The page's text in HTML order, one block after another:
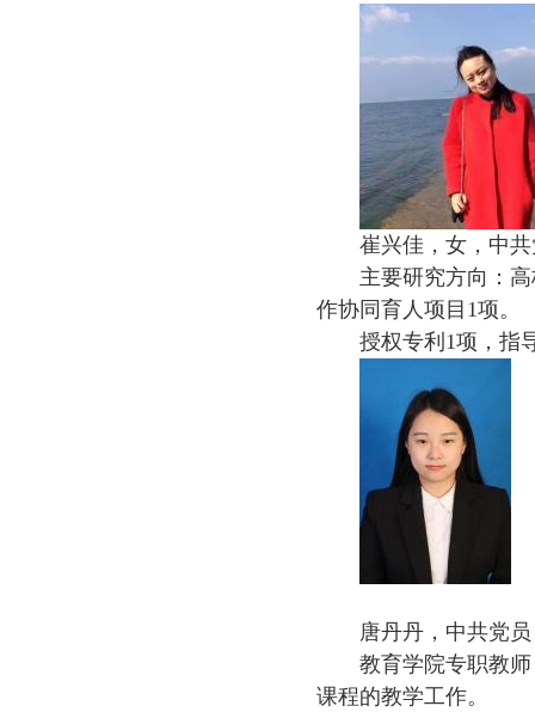
崔兴佳，女，中
主要研究方向：
作协同育人项目1项。
授权专利1项，指
唐丹丹，中共党
教育学院专职教
课程的教学工作。